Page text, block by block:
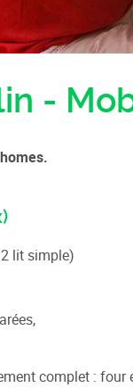
-
lit simple)
complet :